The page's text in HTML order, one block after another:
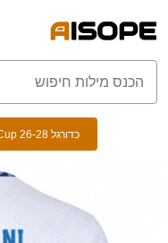
כדורגל Cup 26-28